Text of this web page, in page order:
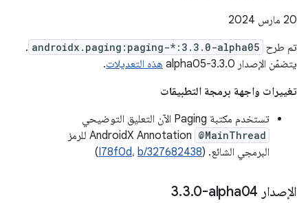
‫20 مارس 2024
تم طرح androidx.paging:paging-*:3.3.0-alpha05
.
يتضمّن الإصدار 3.3.0-alpha05
هذه التعديلات.
تغييرات واجهة برمجة التطبيقات
تستخدم مكتبة Paging الآن التعليق التوضيحي
@MainThread
AndroidX Annotation للرمز
البرمجي الشائع. (
I78f0d، b/327682438
)
الإصدار ‎3 .3.0-alpha04